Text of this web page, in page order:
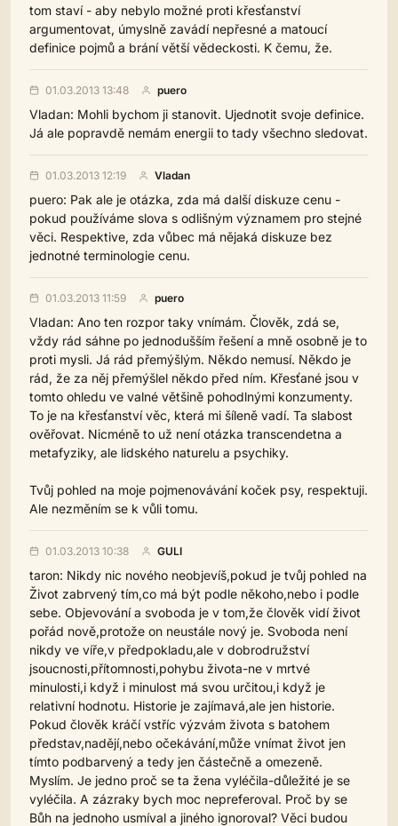
tom staví - aby nebylo možné proti křesťanství
argumentovat, úmyslně zavádí nepřesné a matoucí
definice pojmů a brání větší vědeckosti. K čemu, že.
01.03.2013 13:48 puero
Vladan: Mohli bychom ji stanovit. Ujednotit svoje definice.
Já ale popravdě nemám energii to tady všechno sledovat.
01.03.2013 12:19 Vladan
puero: Pak ale je otázka, zda má další diskuze cenu -
pokud používáme slova s odlišným významem pro stejné
věci. Respektive, zda vůbec má nějaká diskuze bez
jednotné terminologie cenu.
01.03.2013 11:59 puero
Vladan: Ano ten rozpor taky vnímám. Člověk, zdá se,
vždy rád sáhne po jednodušším řešení a mně osobně je to
proti mysli. Já rád přemýšlým. Někdo nemusí. Někdo je
rád, že za něj přemýšlel někdo před ním. Křesťané jsou v
tomto ohledu ve valné většině pohodlnými konzumenty.
To je na křesťanství věc, která mi šíleně vadí. Ta slabost
ověřovat. Nicméně to už není otázka transcendetna a
metafyziky, ale lidského naturelu a psychiky.
Tvůj pohled na moje pojmenovávání koček psy, respektuji.
Ale nezměním se k vůli tomu.
01.03.2013 10:38 GULI
taron: Nikdy nic nového neobjevíš,pokud je tvůj pohled na
Život zabrvený tím,co má být podle někoho,nebo i podle
sebe. Objevování a svoboda je v tom,že člověk vidí život
pořád nově,protože on neustále nový je. Svoboda není
nikdy ve víře,v předpokladu,ale v dobrodružství
jsoucnosti,přítomnosti,pohybu života-ne v mrtvé
minulosti,i když i minulost má svou určitou,i když je
relativní hodnotu. Historie je zajímavá,ale jen historie.
Pokud člověk kráčí vstříc výzvám života s batohem
představ,nadějí,nebo očekávání,může vnímat život jen
tímto podbarvený a tedy jen částečně a omezeně.
Myslím. Je jedno proč se ta žena vyléčila-důležité je se
vyléčila. A zázraky bych moc nepreferoval. Proč by se
Bůh na jednoho usmíval a jiného ignoroval? Věci budou